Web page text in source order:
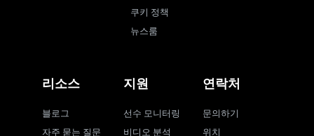
쿠키 정책
뉴스룸
리소스
블로그
자주 묻는 질문
지원
선수 모니터링
비디오 분석
연락처
문의하기
위치